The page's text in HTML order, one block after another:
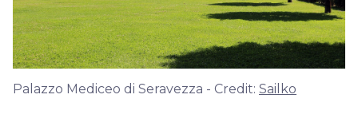
Palazzo Mediceo di Seravezza - Credit: Sailko